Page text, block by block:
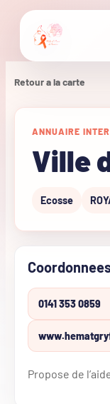
Retour a la carte
ANNUAIRE
Ville
Ecosse
0141 353 0859
Propose de